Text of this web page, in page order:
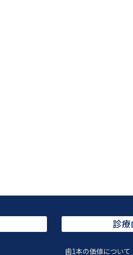
診療
歯1本の価値について